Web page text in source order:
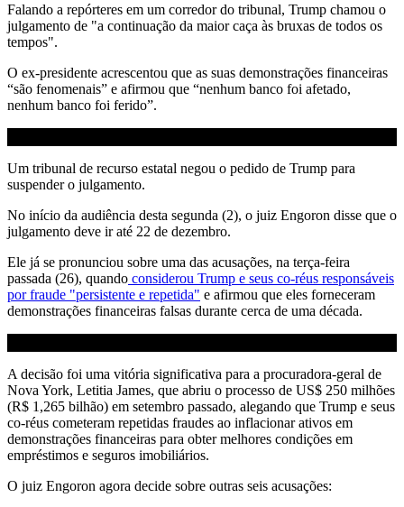
Falando a repórteres em um corredor do tribunal, Trump chamou o
julgamento de "a continuação da maior caça às bruxas de todos os
tempos".
O ex-presidente acrescentou que as suas demonstrações financeiras
“são fenomenais” e afirmou que “nenhum banco foi afetado,
nenhum banco foi ferido”.
Um tribunal de recurso estatal negou o pedido de Trump para
suspender o julgamento.
No início da audiência desta segunda (2), o juiz Engoron disse que o
julgamento deve ir até 22 de dezembro.
Ele já se pronunciou sobre uma das acusações, na terça-feira
passada (26), quando considerou Trump e seus co-réus responsáveis
​​por fraude "persistente e repetida" e afirmou que eles forneceram
demonstrações financeiras falsas durante cerca de uma década.
A decisão foi uma vitória significativa para a procuradora-geral de
Nova York, Letitia James, que abriu o processo de US$ 250 milhões
(R$ 1,265 bilhão) em setembro passado, alegando que Trump e seus
co-réus cometeram repetidas fraudes ao inflacionar ativos em
demonstrações financeiras para obter melhores condições em
empréstimos e seguros imobiliários.
O juiz Engoron agora decide sobre outras seis acusações: